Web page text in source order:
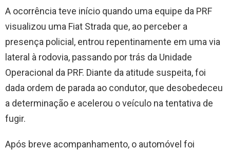
A ocorrência teve início quando uma equipe da PRF
visualizou uma Fiat Strada que, ao perceber a
presença policial, entrou repentinamente em uma via
lateral à rodovia, passando por trás da Unidade
Operacional da PRF. Diante da atitude suspeita, foi
dada ordem de parada ao condutor, que desobedeceu
a determinação e acelerou o veículo na tentativa de
fugir.
Após breve acompanhamento, o automóvel foi